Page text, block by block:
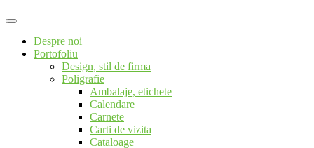
Despre noi
Portofoliu
Design, stil de firma
Poligrafie
Ambalaje, etichete
Calendare
Carnete
Carti de vizita
Cataloage